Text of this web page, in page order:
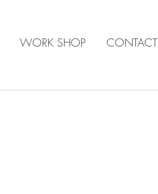
WORK SHOP CONTACT